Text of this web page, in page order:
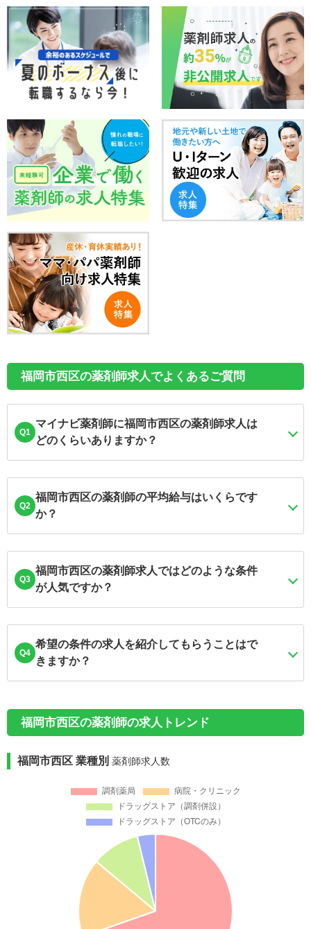
福岡市西区の薬剤師求人でよくあるご質問
Q1
マイナビ薬剤師に福岡市西区の薬剤師求人は
どのくらいありますか？
Q2
福岡市西区の薬剤師の平均給与はいくらです
か？
Q3
福岡市西区の薬剤師求人ではどのような条件
が人気ですか？
Q4
希望の条件の求人を紹介してもらうことはで
きますか？
福岡市西区の薬剤師の求人トレンド
福岡市西区 業種別 薬剤師求人数